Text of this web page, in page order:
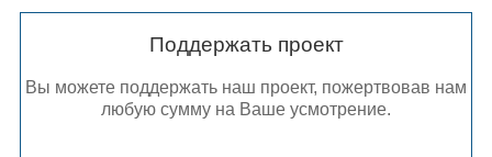
Поддержать проект
Вы можете поддержать наш проект, пожертвовав нам
любую сумму на Ваше усмотрение.